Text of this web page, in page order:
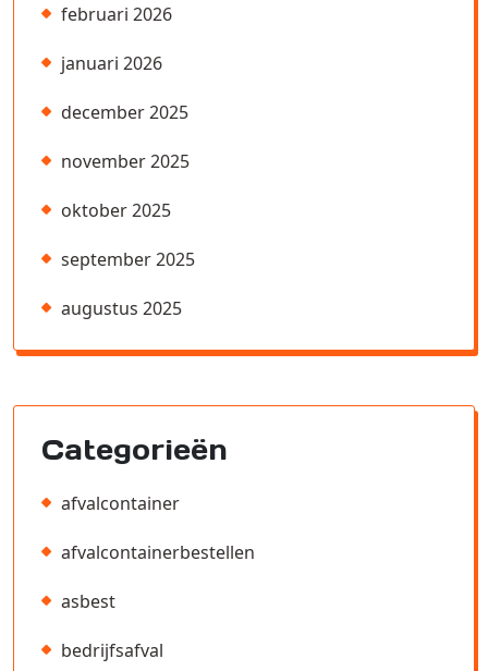
februari 2026
januari 2026
december 2025
november 2025
oktober 2025
september 2025
augustus 2025
Categorieën
afvalcontainer
afvalcontainerbestellen
asbest
bedrijfsafval